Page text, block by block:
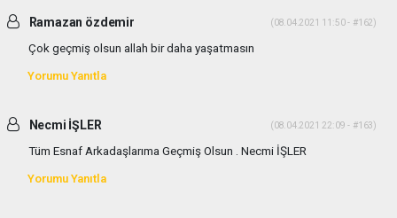
Ramazan özdemir (08.04.2021 11:50 - #162)
Çok geçmiş olsun allah bir daha yaşatmasın
Yorumu Yanıtla
Necmi İŞLER (08.04.2021 22:09 - #163)
Tüm Esnaf Arkadaşlarıma Geçmiş Olsun . Necmi İŞLER
Yorumu Yanıtla